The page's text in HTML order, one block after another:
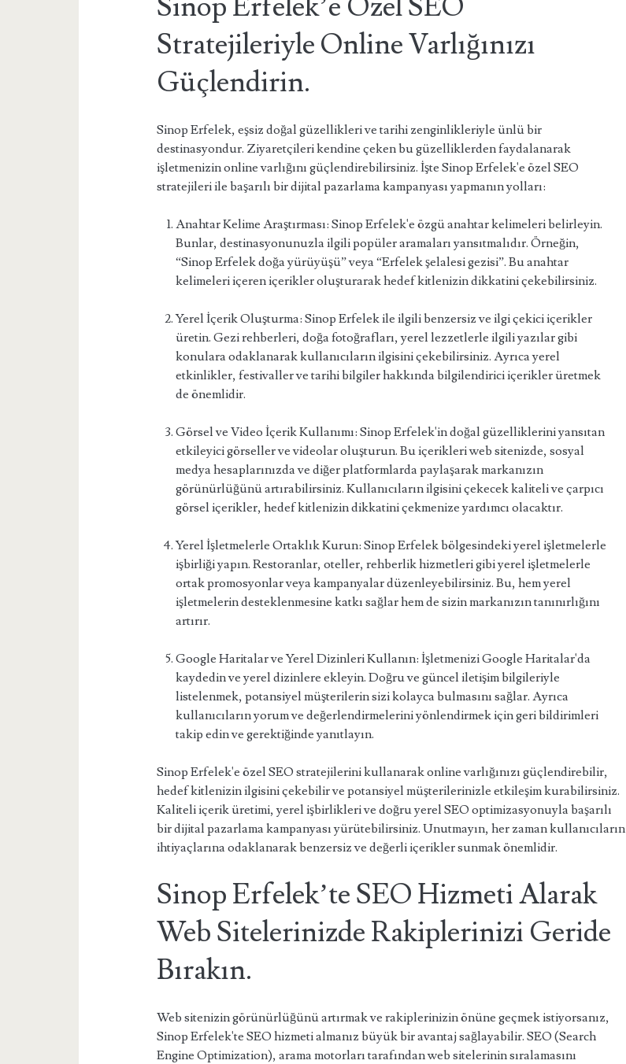
Stratejileriyle Online Varlığınızı
Güçlendirin.
Sinop Erfelek, eşsiz doğal güzellikleri ve tarihi zenginlikleriyle ünlü bir
destinasyondur. Ziyaretçileri kendine çeken bu güzelliklerden faydalanarak
işletmenizin online varlığını güçlendirebilirsiniz. İşte Sinop Erfelek'e özel SEO
stratejileri ile başarılı bir dijital pazarlama kampanyası yapmanın yolları:
Anahtar Kelime Araştırması: Sinop Erfelek'e özgü anahtar kelimeleri belirleyin.
Bunlar, destinasyonunuzla ilgili popüler aramaları yansıtmalıdır. Örneğin,
“Sinop Erfelek doğa yürüyüşü” veya “Erfelek şelalesi gezisi”. Bu anahtar
kelimeleri içeren içerikler oluşturarak hedef kitlenizin dikkatini çekebilirsiniz.
Yerel İçerik Oluşturma: Sinop Erfelek ile ilgili benzersiz ve ilgi çekici içerikler
üretin. Gezi rehberleri, doğa fotoğrafları, yerel lezzetlerle ilgili yazılar gibi
konulara odaklanarak kullanıcıların ilgisini çekebilirsiniz. Ayrıca yerel
etkinlikler, festivaller ve tarihi bilgiler hakkında bilgilendirici içerikler üretmek
de önemlidir.
Görsel ve Video İçerik Kullanımı: Sinop Erfelek'in doğal güzelliklerini yansıtan
etkileyici görseller ve videolar oluşturun. Bu içerikleri web sitenizde, sosyal
medya hesaplarınızda ve diğer platformlarda paylaşarak markanızın
görünürlüğünü artırabilirsiniz. Kullanıcıların ilgisini çekecek kaliteli ve çarpıcı
görsel içerikler, hedef kitlenizin dikkatini çekmenize yardımcı olacaktır.
Yerel İşletmelerle Ortaklık Kurun: Sinop Erfelek bölgesindeki yerel işletmelerle
işbirliği yapın. Restoranlar, oteller, rehberlik hizmetleri gibi yerel işletmelerle
ortak promosyonlar veya kampanyalar düzenleyebilirsiniz. Bu, hem yerel
işletmelerin desteklenmesine katkı sağlar hem de sizin markanızın tanınırlığını
artırır.
Google Haritalar ve Yerel Dizinleri Kullanın: İşletmenizi Google Haritalar'da
kaydedin ve yerel dizinlere ekleyin. Doğru ve güncel iletişim bilgileriyle
listelenmek, potansiyel müşterilerin sizi kolayca bulmasını sağlar. Ayrıca
kullanıcıların yorum ve değerlendirmelerini yönlendirmek için geri bildirimleri
takip edin ve gerektiğinde yanıtlayın.
Sinop Erfelek'e özel SEO stratejilerini kullanarak online varlığınızı güçlendirebilir,
hedef kitlenizin ilgisini çekebilir ve potansiyel müşterilerinizle etkileşim kurabilirsiniz.
Kaliteli içerik üretimi, yerel işbirlikleri ve doğru yerel SEO optimizasyonuyla başarılı
bir dijital pazarlama kampanyası yürütebilirsiniz. Unutmayın, her zaman kullanıcıların
ihtiyaçlarına odaklanarak benzersiz ve değerli içerikler sunmak önemlidir.
Sinop Erfelek’te SEO Hizmeti Alarak
Web Sitelerinizde Rakiplerinizi Geride
Bırakın.
Web sitenizin görünürlüğünü artırmak ve rakiplerinizin önüne geçmek istiyorsanız,
Sinop Erfelek'te SEO hizmeti almanız büyük bir avantaj sağlayabilir. SEO (Search
Engine Optimization), arama motorları tarafından web sitelerinin sıralamasını